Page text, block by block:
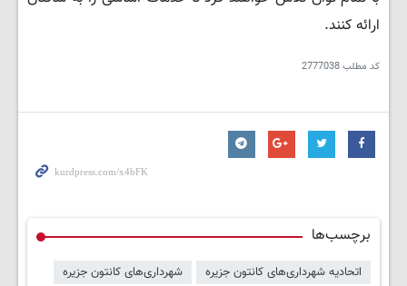
ارائه کنند.
کد مطلب2777038
برچسب‌ها
اتحادیه شهرداری‌های کانتون جزیره
شهرداری‌های کانتون جزیره